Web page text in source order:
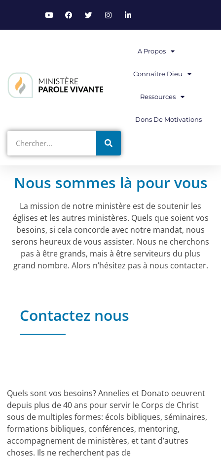
A Propos
Connaître Dieu
Ressources
Dons De Motivations
Nous sommes là pour vous
La mission de notre ministère est de soutenir les
églises et les autres ministères. Quels que soient vos
besoins, si cela concorde avec notre mandat, nous
serons heureux de vous assister. Nous ne cherchons
pas à être grands, mais à être serviteurs du plus
grand nombre. Alors n’hésitez pas à nous contacter.
Contactez nous
Quels sont vos besoins? Annelies et Donato oeuvrent
depuis plus de 40 ans pour servir le Corps de Christ
sous de multiples formes: écols bibliques, séminaires,
formations bibliques, conférences, mentoring,
accompagnement de ministères, et tant d’autres
choses. Ils ne recherchent pas de